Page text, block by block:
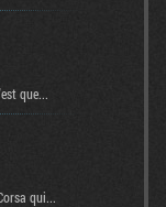
que...
qui...